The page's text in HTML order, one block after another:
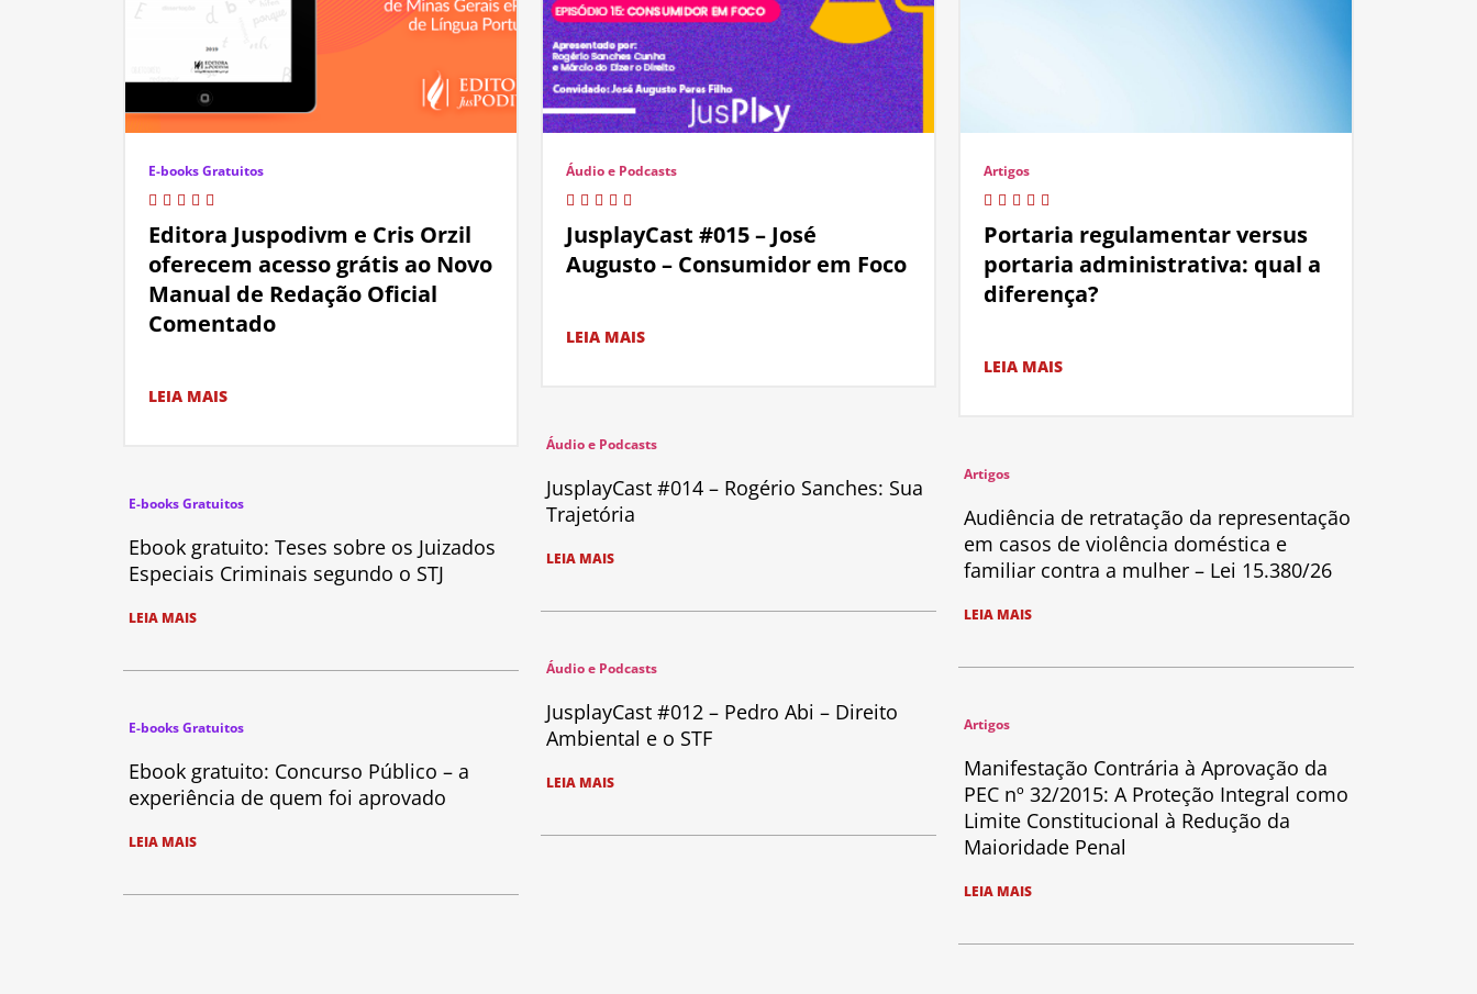
E-books Gratuitos
Editora Juspodivm e Cris Orzil
oferecem acesso grátis ao Novo
Manual de Redação Oficial
Comentado
LEIA MAIS
E-books Gratuitos
Ebook gratuito: Teses sobre os Juizados
Especiais Criminais segundo o STJ
LEIA MAIS
E-books Gratuitos
Ebook gratuito: Concurso Público – a
experiência de quem foi aprovado
LEIA MAIS
Áudio e Podcasts
JusplayCast #015 – José
Augusto – Consumidor em Foco
LEIA MAIS
Áudio e Podcasts
JusplayCast #014 – Rogério Sanches: Sua
Trajetória
LEIA MAIS
Áudio e Podcasts
JusplayCast #012 – Pedro Abi – Direito
Ambiental e o STF
LEIA MAIS
Artigos
Portaria regulamentar versus
portaria administrativa: qual a
diferença?
LEIA MAIS
Artigos
Audiência de retratação da representação
em casos de violência doméstica e
familiar contra a mulher – Lei 15.380/26
LEIA MAIS
Artigos
Manifestação Contrária à Aprovação da
PEC nº 32/2015: A Proteção Integral como
Limite Constitucional à Redução da
Maioridade Penal
LEIA MAIS